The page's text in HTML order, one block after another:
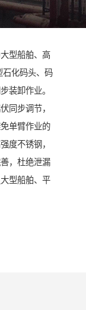
型船舶、高
石化码头、码
装卸作业。
同步调节，
单臂作业的
度不锈钢，
，杜绝泄漏
型船舶、平